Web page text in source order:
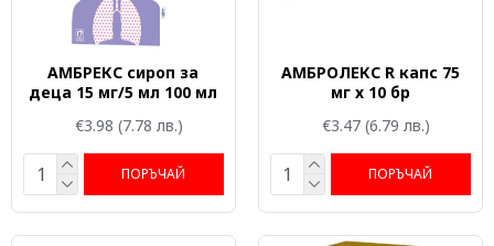
АМБРЕКС сироп за
деца 15 мг/5 мл 100 мл
€3.98 (7.78 лв.)
ПОРЪЧАЙ
АМБРОЛЕКС R капс 75
мг x 10 бр
€3.47 (6.79 лв.)
ПОРЪЧАЙ